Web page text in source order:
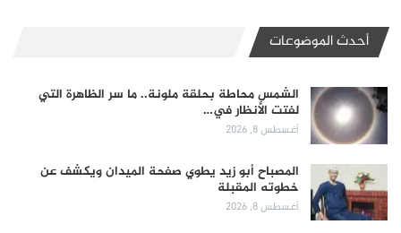
أحدث الموضوعات
الشمس محاطة بحلقة ملونة.. ما سر الظاهرة التي
لفتت الأنظار في…
أغسطس 8, 2026
المصباح أبو زيد يطوي صفحة الميدان ويكشف عن
خطوته المقبلة
أغسطس 8, 2026